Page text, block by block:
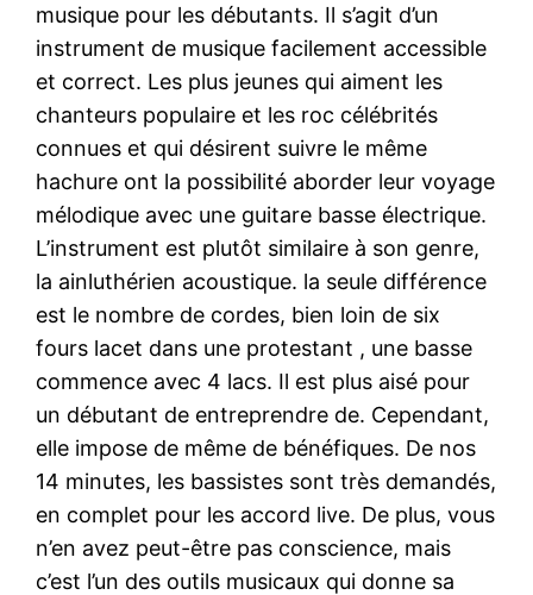
musique pour les débutants. Il s’agit d’un
instrument de musique facilement accessible
et correct. Les plus jeunes qui aiment les
chanteurs populaire et les roc célébrités
connues et qui désirent suivre le même
hachure ont la possibilité aborder leur voyage
mélodique avec une guitare basse électrique.
L’instrument est plutôt similaire à son genre,
la ainluthérien acoustique. la seule différence
est le nombre de cordes, bien loin de six
fours lacet dans une protestant , une basse
commence avec 4 lacs. Il est plus aisé pour
un débutant de entreprendre de. Cependant,
elle impose de même de bénéfiques. De nos
14 minutes, les bassistes sont très demandés,
en complet pour les accord live. De plus, vous
n’en avez peut-être pas conscience, mais
c’est l’un des outils musicaux qui donne sa